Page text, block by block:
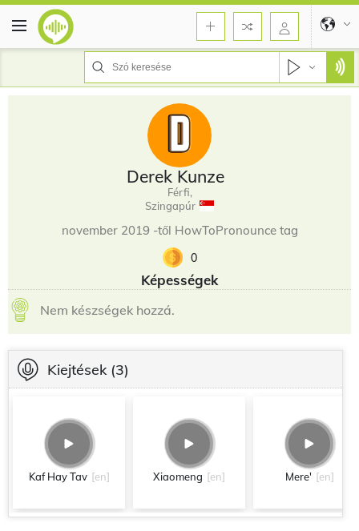
Derek Kunze
Férfi,
Szingapúr
november 2019 -től HowToPronounce tag
0
Képességek
Nem készségek hozzá.
Kiejtések (3)
Kaf Hay Tav [en] Xiaomeng [en] Mere' [en]